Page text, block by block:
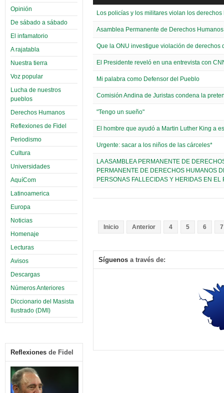
Opinión
De sábado a sábado
El infamatorio
A rajatabla
Nuestra tierra
Voz popular
Lucha de nuestros
pueblos
Derechos Humanos
Reflexiones de Fidel
Periodismo
Cultura
Universidades
AquíCom
Latinoamerica
Europa
Noticias
Homenaje
Lecturas
Avisos
Descargas
Números Anteriores
Diccionario del Masista
Ilustrado (DMI)
Reflexiones de Fidel
Los policías y los militares violan los
Asamblea Permanente de Derechos
Que la ONU investigue violación de derechos
El Presidente reveló en una entrevista con
Mi palabra como Defensor del Pueblo
Comisión Andina de Juristas condena la
"Tengo un sueño"
El hombre que ayudó a Martin Luther King a
Urgente: sacar a los niños de las cárceles*
LA ASAMBLEA PERMANENTE DE
PERMANENTE DE DERECHOS HUMANOS
PERSONAS FALLECIDAS Y HERIDAS EN EL
Inicio Anterior 4 5 6 7
Síguenos a través de: